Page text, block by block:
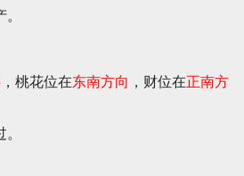
，桃花位在东南方向 ，财位在正南方